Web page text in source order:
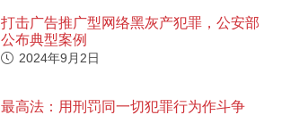
打击广告推广型网络黑灰产犯罪，公安部
公布典型案例
2024年9月2日
最高法：用刑罚同一切犯罪行为作斗争